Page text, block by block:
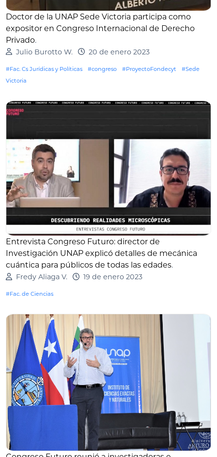
Doctor de la UNAP Sede Victoria participa como
expositor en Congreso Internacional de Derecho
Privado.
Julio Burotto W. 20 de enero 2023
#Fac. Cs Jurídicas y Políticas #congreso #ProyectoFondecyt
#Sede
Victoria
Entrevista Congreso Futuro: director de
Investigación UNAP explicó detalles de mecánica
cuántica para públicos de todas las edades.
Fredy Aliaga V. 19 de enero 2023
#Fac. de Ciencias